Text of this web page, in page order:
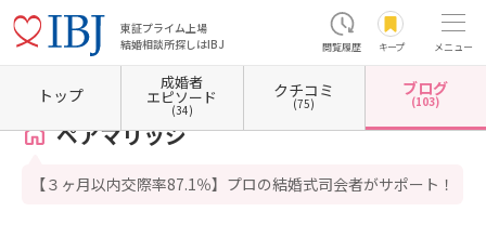
東証プライム上場
結婚相談所探しはIBJ
閲覧履歴 キープ メニュー
ホーム 大阪府の結婚相談所 大阪府大阪市 大阪府大阪市中央区 大阪府大阪市中央区
ペアマリッジ
【３ヶ月以内交際率87.1％】プロの結婚式司会者がサポート！
トップ
成婚者
エピソード
(34)
クチコミ
(75)
ブログ
(103)